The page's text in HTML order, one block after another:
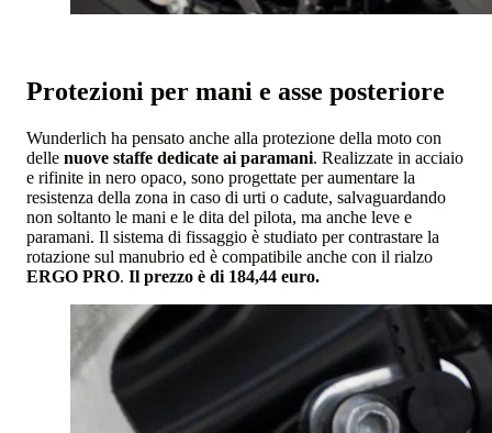
Protezioni per mani e asse posteriore
Wunderlich ha pensato anche alla protezione della moto con
delle nuove staffe dedicate ai paramani. Realizzate in acciaio
e rifinite in nero opaco, sono progettate per aumentare la
resistenza della zona in caso di urti o cadute, salvaguardando
non soltanto le mani e le dita del pilota, ma anche leve e
paramani. Il sistema di fissaggio è studiato per contrastare la
rotazione sul manubrio ed è compatibile anche con il rialzo
ERGO PRO. Il prezzo è di 184,44 euro.